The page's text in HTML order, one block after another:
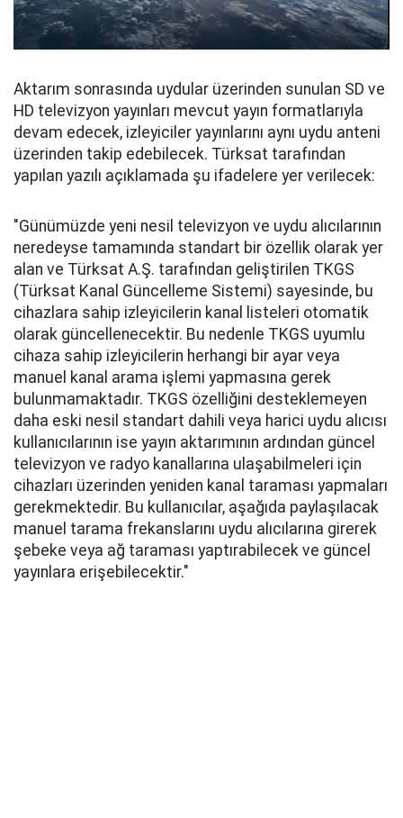
Aktarım sonrasında uydular üzerinden sunulan SD ve
HD televizyon yayınları mevcut yayın formatlarıyla
devam edecek, izleyiciler yayınlarını aynı uydu anteni
üzerinden takip edebilecek. Türksat tarafından
yapılan yazılı açıklamada şu ifadelere yer verilecek:
"Günümüzde yeni nesil televizyon ve uydu alıcılarının
neredeyse tamamında standart bir özellik olarak yer
alan ve Türksat A.Ş. tarafından geliştirilen TKGS
(Türksat Kanal Güncelleme Sistemi) sayesinde, bu
cihazlara sahip izleyicilerin kanal listeleri otomatik
olarak güncellenecektir. Bu nedenle TKGS uyumlu
cihaza sahip izleyicilerin herhangi bir ayar veya
manuel kanal arama işlemi yapmasına gerek
bulunmamaktadır. TKGS özelliğini desteklemeyen
daha eski nesil standart dahili veya harici uydu alıcısı
kullanıcılarının ise yayın aktarımının ardından güncel
televizyon ve radyo kanallarına ulaşabilmeleri için
cihazları üzerinden yeniden kanal taraması yapmaları
gerekmektedir. Bu kullanıcılar, aşağıda paylaşılacak
manuel tarama frekanslarını uydu alıcılarına girerek
şebeke veya ağ taraması yaptırabilecek ve güncel
yayınlara erişebilecektir."